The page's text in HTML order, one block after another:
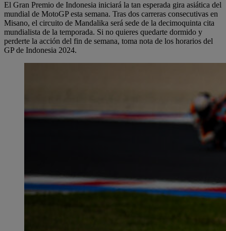
El Gran Premio de Indonesia iniciará la tan esperada gira asiática del
mundial de MotoGP esta semana. Tras dos carreras consecutivas en
Misano, el circuito de Mandalika será sede de la decimoquinta cita
mundialista de la temporada. Si no quieres quedarte dormido y
perderte la acción del fin de semana, toma nota de los horarios del
GP de Indonesia 2024.